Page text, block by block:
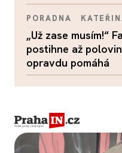
PORADNA
„Už zase musím!“
postihne až
opravdu pomáhá